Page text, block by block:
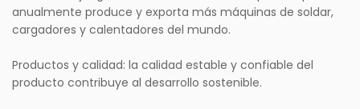
anualmente produce y exporta más máquinas de soldar,
cargadores y calentadores del mundo.
Productos y calidad: la calidad estable y confiable del
producto contribuye al desarrollo sostenible.